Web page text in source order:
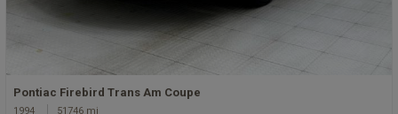
Pontiac Firebird Trans Am Coupe
1994 51746 mi